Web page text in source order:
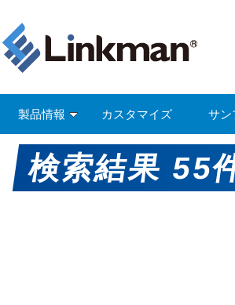
製品情報 カスタマイズ サン
検索結果 55